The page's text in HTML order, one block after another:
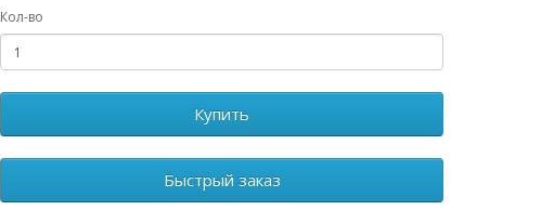
Кол-во
Купить
Быстрый заказ